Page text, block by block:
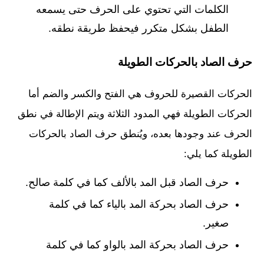
الكلمات التي تحتوي على الحرف حتى يسمعه
الطفل بشكل متكرر فيحفظ طريقة نطقه.
حرف الصاد بالحركات الطويلة
الحركات القصيرة للحروف هي الفتح والكسر والضم أما
الحركات الطويلة فهي المدود الثلاثة ويتم الإطالة في نطق
الحرف عند وجودها بعده، ويُنطق حرف الصاد بالحركات
الطويلة كما يلي:
حرف الصاد قبل المد بالألف كما في كلمة صالح.
حرف الصاد بحركة المد بالياء كما في كلمة
صغير.
حرف الصاد بحركة المد بالواو كما في كلمة